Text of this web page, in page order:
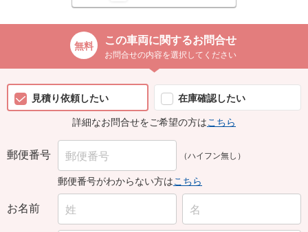
この車両に関するお問合せ
お問合せの内容を選択してください
見積り依頼したい
在庫確認したい
詳細なお問合せをご希望の方はこちら
郵便番号 （ハイフン無し）
郵便番号がわからない方はこちら
お名前